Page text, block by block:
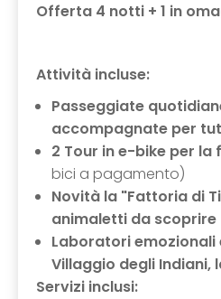
Offerta 4 notti + 1 in
Attività incluse:
Passeggiate
accompagnate per
2 Tour in e-bike per la
bici a pagamento)
Novità la "Fattoria di
animaletti da scoprire
Laboratori emozionali
Villaggio degli Indiani,
Servizi inclusi: